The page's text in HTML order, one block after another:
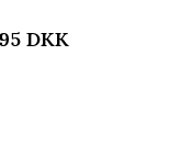
Home dyne
DKK